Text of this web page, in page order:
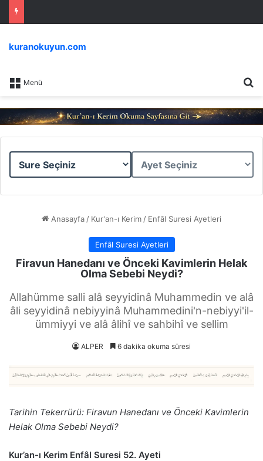
Menü
kuranokuyun.com
Sure
Ayet
Anasayfa / Kur'an-ı Kerim / Enfâl Suresi Ayetleri
Enfâl Suresi Ayetleri
Firavun Hanedanı ve Önceki Kavimlerin Helak
Olma Sebebi Neydi?
Allahümme salli alâ seyyidinâ Muhammedin ve alâ
âli seyyidinâ nebiyyinâ Muhammedini'n-nebiyyi'il-
ümmiyyi ve alâ âlihî ve sahbihî ve sellim
ALPER 6 dakika okuma süresi
Tarihin Tekerrürü: Firavun Hanedanı ve Önceki Kavimlerin
Helak Olma Sebebi Neydi?
Kur’an-ı Kerim Enfâl Suresi 52. Ayeti